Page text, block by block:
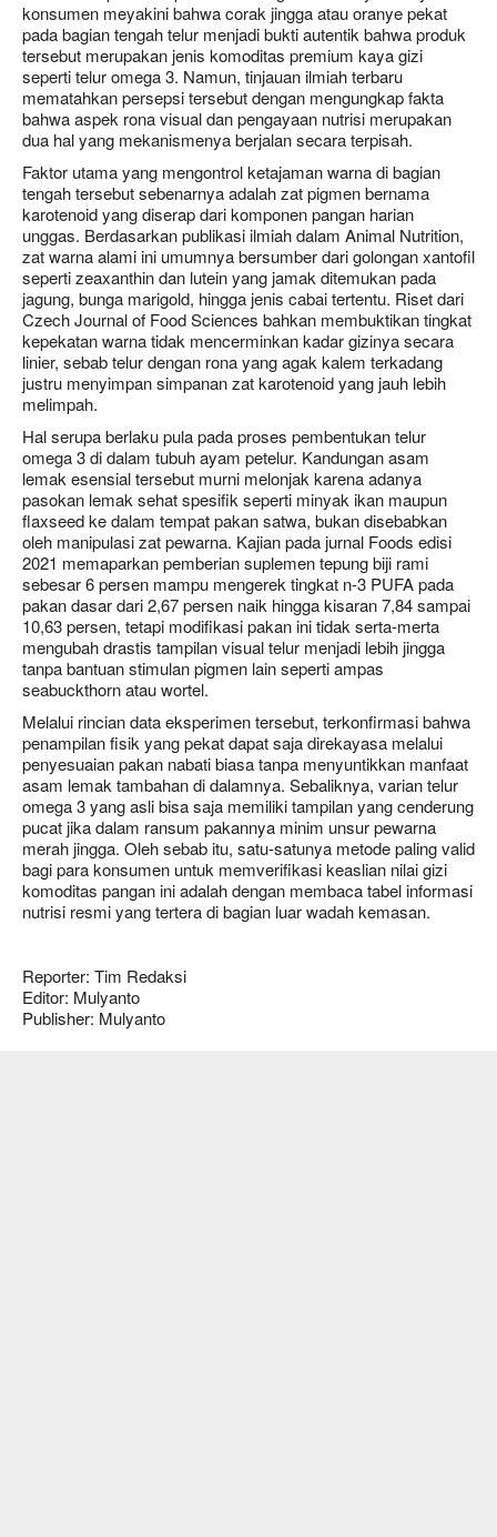
konsumen meyakini bahwa corak jingga atau oranye pekat
pada bagian tengah telur menjadi bukti autentik bahwa produk
tersebut merupakan jenis komoditas premium kaya gizi
seperti telur omega 3. Namun, tinjauan ilmiah terbaru
mematahkan persepsi tersebut dengan mengungkap fakta
bahwa aspek rona visual dan pengayaan nutrisi merupakan
dua hal yang mekanismenya berjalan secara terpisah.
Faktor utama yang mengontrol ketajaman warna di bagian
tengah tersebut sebenarnya adalah zat pigmen bernama
karotenoid yang diserap dari komponen pangan harian
unggas. Berdasarkan publikasi ilmiah dalam Animal Nutrition,
zat warna alami ini umumnya bersumber dari golongan xantofil
seperti zeaxanthin dan lutein yang jamak ditemukan pada
jagung, bunga marigold, hingga jenis cabai tertentu. Riset dari
Czech Journal of Food Sciences bahkan membuktikan tingkat
kepekatan warna tidak mencerminkan kadar gizinya secara
linier, sebab telur dengan rona yang agak kalem terkadang
justru menyimpan simpanan zat karotenoid yang jauh lebih
melimpah.
Hal serupa berlaku pula pada proses pembentukan telur
omega 3 di dalam tubuh ayam petelur. Kandungan asam
lemak esensial tersebut murni melonjak karena adanya
pasokan lemak sehat spesifik seperti minyak ikan maupun
flaxseed ke dalam tempat pakan satwa, bukan disebabkan
oleh manipulasi zat pewarna. Kajian pada jurnal Foods edisi
2021 memaparkan pemberian suplemen tepung biji rami
sebesar 6 persen mampu mengerek tingkat n-3 PUFA pada
pakan dasar dari 2,67 persen naik hingga kisaran 7,84 sampai
10,63 persen, tetapi modifikasi pakan ini tidak serta-merta
mengubah drastis tampilan visual telur menjadi lebih jingga
tanpa bantuan stimulan pigmen lain seperti ampas
seabuckthorn atau wortel.
Melalui rincian data eksperimen tersebut, terkonfirmasi bahwa
penampilan fisik yang pekat dapat saja direkayasa melalui
penyesuaian pakan nabati biasa tanpa menyuntikkan manfaat
asam lemak tambahan di dalamnya. Sebaliknya, varian telur
omega 3 yang asli bisa saja memiliki tampilan yang cenderung
pucat jika dalam ransum pakannya minim unsur pewarna
merah jingga. Oleh sebab itu, satu-satunya metode paling valid
bagi para konsumen untuk memverifikasi keaslian nilai gizi
komoditas pangan ini adalah dengan membaca tabel informasi
nutrisi resmi yang tertera di bagian luar wadah kemasan.
Reporter: Tim Redaksi
Editor: Mulyanto
Publisher: Mulyanto